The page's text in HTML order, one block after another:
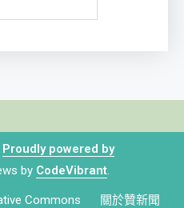
Proudly powered by
by CodeVibrant
Commons 關於贊新聞